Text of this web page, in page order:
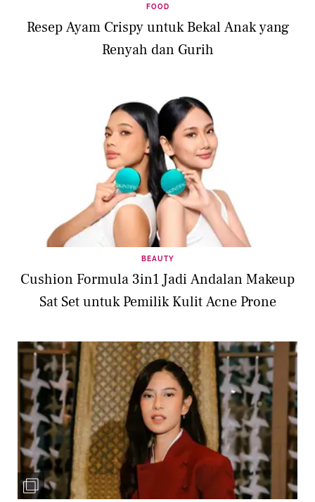
FOOD
Resep Ayam Crispy untuk Bekal Anak yang
Renyah dan Gurih
BEAUTY
Cushion Formula 3in1 Jadi Andalan Makeup
Sat Set untuk Pemilik Kulit Acne Prone